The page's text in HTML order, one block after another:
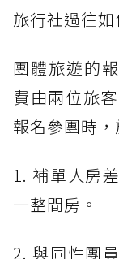
旅行社過往
團體旅遊的
費由兩位旅
報名參團時
1. 補單人房
一整間房。
2. 與同性團